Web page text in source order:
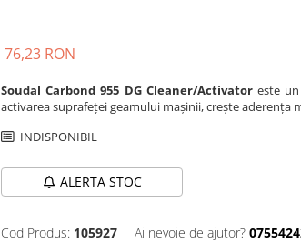
76,23 RON
Soudal Carbond 955 DG Cleaner/Activatoreste un
activarea suprafeței geamului mașinii, crește aderența
INDISPONIBIL
ALERTA STOC
Cod Produs: 105927 Ai nevoie de ajutor?